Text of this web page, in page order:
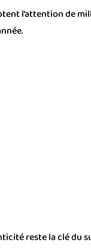
l’attention de
reste la clé du